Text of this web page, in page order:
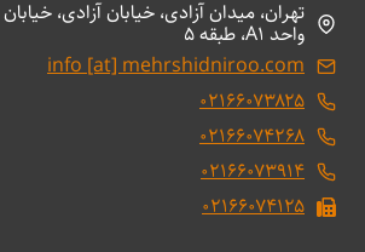
تهران، میدان آزادی، خیابان آزادی،
واحد A1، طبقه 5
info [at] mehrshidniroo.com
۰۲۱۶۶۰۷۳۸۲۵
۰۲۱۶۶۰۷۴۲۶۸
۰۲۱۶۶۰۷۳۹۱۴
۰۲۱۶۶۰۷۴۱۲۵